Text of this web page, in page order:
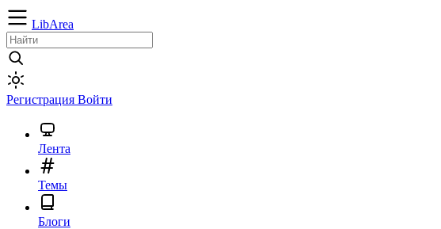
LibArea
Регистрация Войти
Лента
Темы
Блоги